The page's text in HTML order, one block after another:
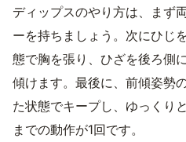
ディップスのやり方は、まず
ーを持ちましょう。次にひじ
態で胸を張り、ひざを後ろ側
傾けます。最後に、前傾姿勢
た状態でキープし、ゆっくり
までの動作が1回です。